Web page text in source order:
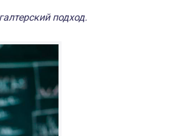
подход.